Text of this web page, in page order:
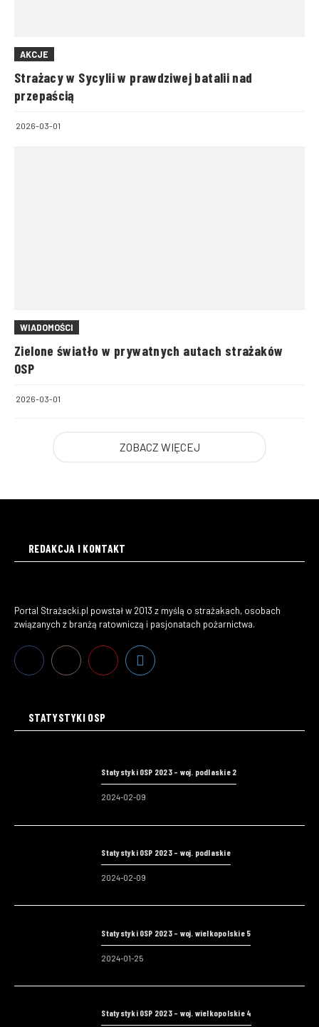
AKCJE
Strażacy w Sycylii w prawdziwej batalii nad
przepaścią
2026-03-01
WIADOMOŚCI
Zielone światło w prywatnych autach strażaków
OSP
2026-03-01
ZOBACZ WIĘCEJ
REDAKCJA I KONTAKT
Portal Strażacki.pl powstał w 2013 z myślą o strażakach, osobach
związanych z branżą ratowniczą i pasjonatach pożarnictwa.
STATYSTYKI OSP
Statystyki OSP 2023 – woj. podlaskie 2
2024-02-09
Statystyki OSP 2023 – woj. podlaskie
2024-02-09
Statystyki OSP 2023 – woj. wielkopolskie 5
2024-01-25
Statystyki OSP 2023 – woj. wielkopolskie 4